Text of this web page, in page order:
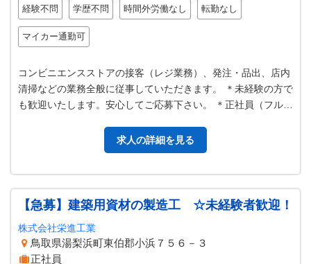
経験不問 学歴不問 時間外労働なし 転勤なし
マイカー通勤可
コンビニエンスストアの接客（レジ業務）、発注・品出、店内
清掃などの業務全般に従事していただきます。 ＊未経験の方で
も歓迎いたします。安心してご応募下さい。 ＊正社員（フルタ
求人の詳細を見る
【急募】建築用資材の製造工 ☆未経験者歓迎！
株式会社栄進工業
鳥取県湯梨浜町東伯郡小浜７５６－３
正社員